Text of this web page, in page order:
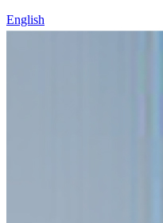
English